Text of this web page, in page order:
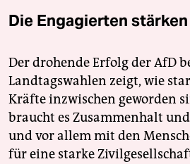
Die Engagierten stärken
Der drohende Erfolg der AfD
Landtagswahlen zeigt, wie
Kräfte inzwischen geworden
braucht es Zusammenhalt
und vor allem mit den
für eine starke